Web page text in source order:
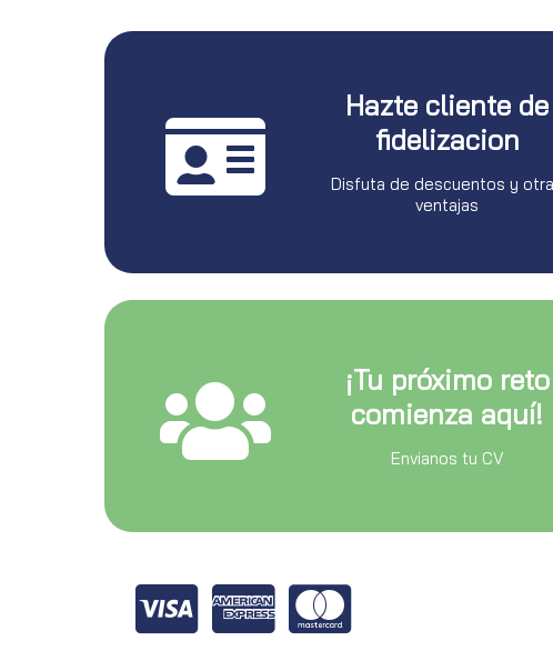
Hazte cliente de
fidelizacion
Disfuta de descuentos y
ventajas
¡Tu próximo reto
comienza aquí!
Envianos tu CV